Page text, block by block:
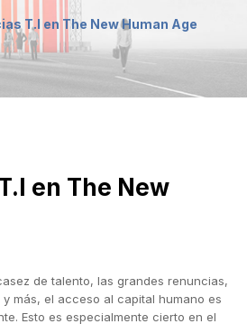
T.I en The New Human Age
en The New
de talento, las grandes renuncias,
más, el acceso al capital humano es
Esto es especialmente cierto en el